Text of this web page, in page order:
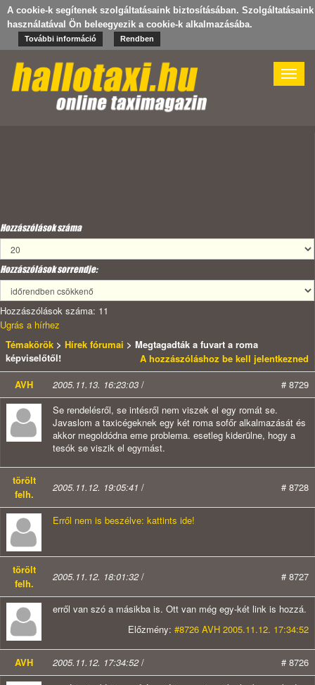
A cookie-k segítenek szolgáltatásaink biztosításában. Szolgáltatásaink
használatával Ön beleegyezik a cookie-k alkalmazásába.
További információ Rendben
Toggle
Hozzászólások száma
Hozzászólások sorrendje:
Hozzászólások száma: 11
Ugrás a hírhez
Témakörök > Hírek fórumai > Megtagadták a fuvart a roma
képviselőtől!
A hozzászóláshoz be kell jelentkezned
AVH
2005.11.13. 16:23:03 /
# 8729
Se rendelésről, se intésről nem viszek el egy romát se.
Javaslom a taxicégeknek egy két roma sofőr alkalmazását és
akkor megoldódna eme problema. esetleg kiderülne, hogy a
tesók se viszik el egymást.
törölt
felh.
2005.11.12. 19:05:41 / # 8728
Erről nem is beszélve: kattints ide!
törölt
felh.
2005.11.12. 18:01:32/ # 8727
erről van szó a másikba is. Ott van még egy-két link is hozzá.
Előzmény: #8726 AVH 2005.11.12. 17:34:52
AVH 2005.11.12. 17:34:52/
# 8726